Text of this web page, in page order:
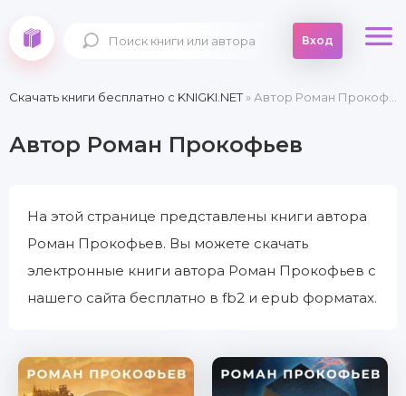
Вход
Скачать книги бесплатно c KNIGKI.NET» Автор Роман Прокофьев
Автор Роман Прокофьев
На этой странице представлены книги автора
Роман Прокофьев. Вы можете скачать
электронные книги автора Роман Прокофьев с
нашего сайта бесплатно в fb2 и epub форматах.